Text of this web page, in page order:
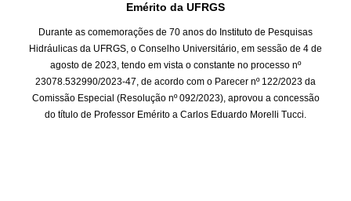
Emérito da UFRGS
Durante as comemorações de 70 anos do Instituto de Pesquisas
Hidráulicas da UFRGS, o Conselho Universitário, em sessão de 4 de
agosto de 2023, tendo em vista o constante no processo nº
23078.532990/2023-47, de acordo com o Parecer nº 122/2023 da
Comissão Especial (Resolução nº 092/2023), aprovou a concessão
do título de Professor Emérito a Carlos Eduardo Morelli Tucci.